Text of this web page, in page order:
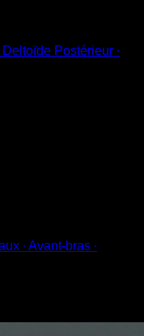
Deltoïde Postérieur ∙
∙ Avant-bras ∙